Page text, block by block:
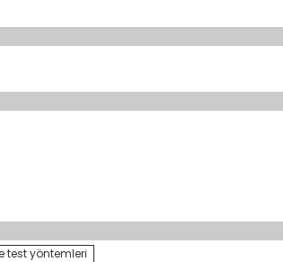
test yöntemleri